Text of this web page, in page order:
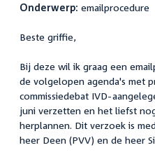
Onderwerp: emailprocedure
Beste griffie,
Bij deze wil ik graag een
de volgelopen agenda's met
commissiedebat IVD-
juni verzetten en het liefst
herplannen. Dit verzoek is
heer Deen (PVV) en de heer